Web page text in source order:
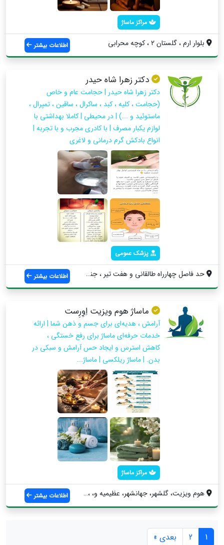
مراکز ماساژ
بلوار ارم ، گلستان ۲ ، کوچه محرابی اطلاعات بیشتر
دکتر زهرا شاه حیدر
دکتر زهرا شاه حیدر | حجامت عام و خاص
(حجامت ، کلیه ، کبد ، ساکرال ، ساقین ، تمپرال ،
ماستوئید و ...) | در محیطی | کاملا بهداشتی با
لوازم یکبار مصرف | با کادری مجرب و با تجربه |
انواع بادکش گرم درمانی و لاغری
پزشک عمومی
حد فاصل چهارراه طالقانی و هفت تیر ، جنب ... اطلاعات بیشتر
ماساژ هوم ویزیت اِوِرِست
آرامش ، هدیه‌ای برای جسم و ذهن شما | ارائه
خدمات حرفه‌ای ماساژ برای رفع خستگی ،
کاهش استرس و ایجاد حس آرامش و سبکی در
بدن. | ماساژ ریلکسی | ماساژ...
مراکز ماساژ
هوم ویزیت، گلشهر، جهانشهر، عظیمیه و، ، ،... اطلاعات بیشتر
1
2 بعدی »